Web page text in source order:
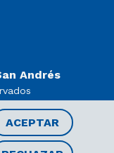
ACEPTAR
Andrés